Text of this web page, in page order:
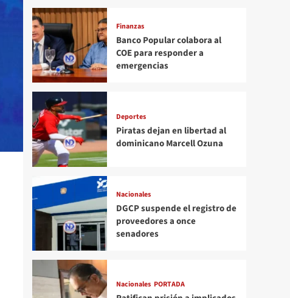
Finanzas
Banco Popular colabora al
COE para responder a
emergencias
Deportes
Piratas dejan en libertad al
dominicano Marcell Ozuna
Nacionales
DGCP suspende el registro de
proveedores a once
senadores
Nacionales PORTADA